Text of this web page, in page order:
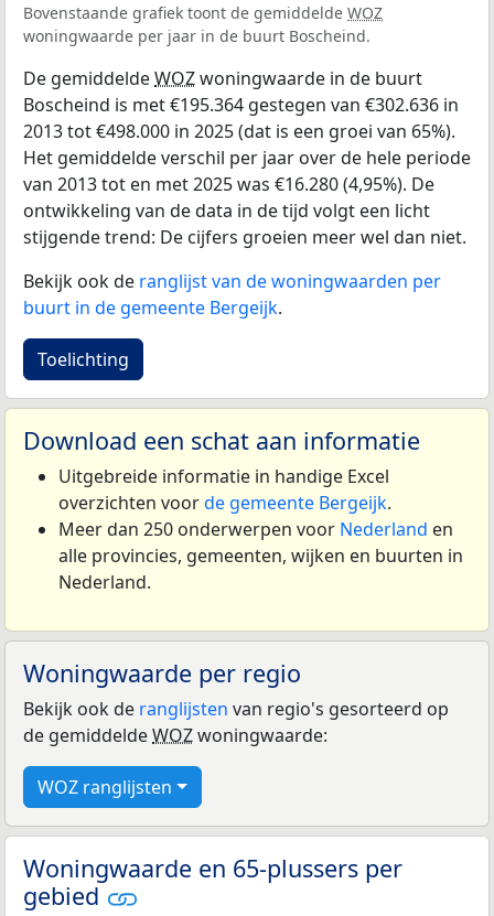
Bovenstaande grafiek toont de gemiddelde WOZ
woningwaarde per jaar in de buurt Boscheind.
De gemiddeldeWOZwoningwaarde in de buurt
Boscheind is met €195.364 gestegen van €302.636 in
2013 tot €498.000 in 2025 (dat is een groei van 65%).
Het gemiddelde verschil per jaar over de hele periode
van 2013 tot en met 2025 was €16.280 (4,95%). De
ontwikkeling van de data in de tijd volgt een licht
stijgende trend: De cijfers groeien meer wel dan niet.
Bekijk ook de ranglijst van de woningwaarden per
buurt in de gemeente Bergeijk.
Toelichting
Download een schat aan informatie
Uitgebreide informatie in handige Excel
overzichten voorde gemeente Bergeijk.
Meer dan 250 onderwerpen voor Nederland en
alle provincies, gemeenten, wijken en buurten in
Nederland.
Woningwaarde per regio
Bekijk ook de ranglijsten van regio's gesorteerd op
de gemiddeldeWOZwoningwaarde:
WOZ ranglijsten
Woningwaarde en 65-plussers per
gebied